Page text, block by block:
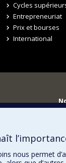
Cycles
Entrepreneuriat
Prix et bourses
International
nous permet